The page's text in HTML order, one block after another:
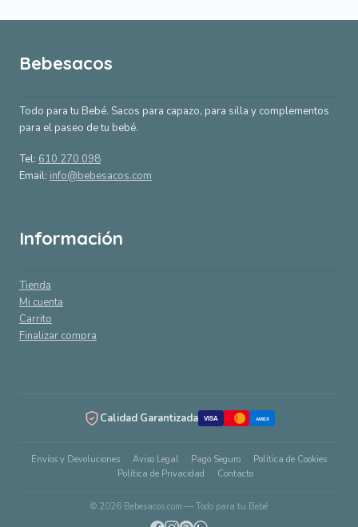
Bebesacos
Todo para tu Bebé. Sacos para capazo, para silla y complementos
para el paseo de tu bebé.
Tel: 610 270 098
Email: info@bebesacos.com
Información
Tienda
Mi cuenta
Carrito
Finalizar compra
Calidad Garantizada VISA AMEX
Envíos y Devoluciones Aviso Legal Pago Seguro
Política de Cookies
Política de Privacidad
Contacto
© 2026 Bebesacos.com — Todo para tu Bebé